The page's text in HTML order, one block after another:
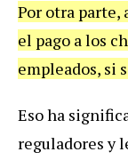
Por otra parte,
el pago a los
empleados, si
Eso ha
reguladores y